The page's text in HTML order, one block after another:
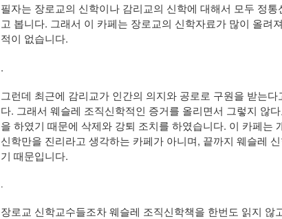
필자는 장로교의 신학이나 감리교의 신학에 대해서 모두 정
고 봅니다. 그래서 이 카페는 장로교의 신학자료가 많이 올려
적이 없습니다.
.
그런데 최근에 감리교가 인간의 의지와 공로로 구원을 받는
다. 그래서 웨슬레 조직신학적인 증거를 올리면서 그렇지 않
을 하였기 때문에 삭제와 강퇴 조치를 하였습니다. 이 카페는
신학만을 진리라고 생각하는 카페가 아니며, 끝까지 웨슬레
기 때문입니다.
.
장로교 신학교수들조차 웨슬레 조직신학책을 한번도 읽지